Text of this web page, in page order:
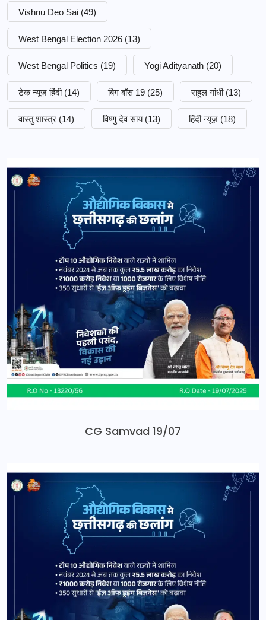
Vishnu Deo Sai (49)
West Bengal Election 2026 (13)
West Bengal Politics (19) Yogi Adityanath (20)
टेक न्यूज़ हिंदी (14) बिग बॉस 19 (25) राहुल गांधी (13)
वास्तु शास्त्र (14) विष्णु देव साय (13) हिंदी न्यूज़ (18)
CG Samvad 19/07